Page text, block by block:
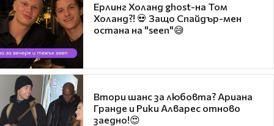
Ерлинг Холанд ghost-на Том
Холанд?! 💀 Защо Спайдър-мен
остана на "seen"😅
Втори шанс за любовта? Ариана
Гранде и Рики Алварес отново
заедно!😍